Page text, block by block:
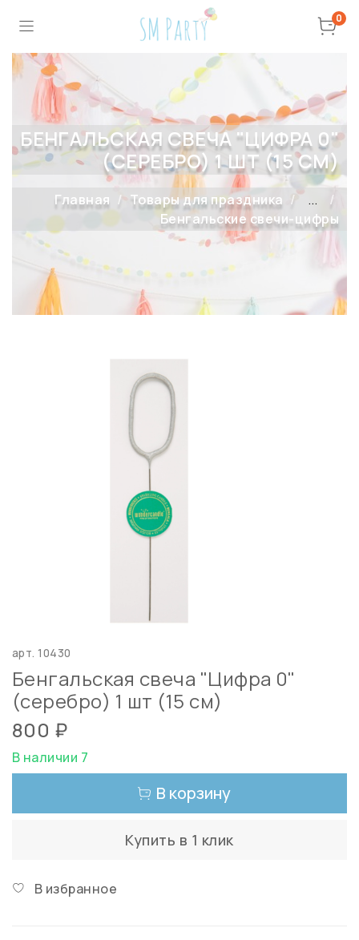
0
БЕНГАЛЬСКАЯ СВЕЧА "ЦИФРА 0"
(СЕРЕБРО) 1 ШТ (15 СМ)
Главная Товары для праздника
...
Бенгальские свечи-цифры
арт.10430
Бенгальская свеча "Цифра 0"
(серебро) 1 шт (15 см)
800 ₽
В наличии 7
В корзину
Купить в 1 клик
В избранное